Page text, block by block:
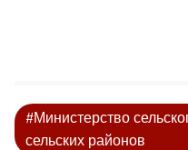
#Министерство
сельских районов